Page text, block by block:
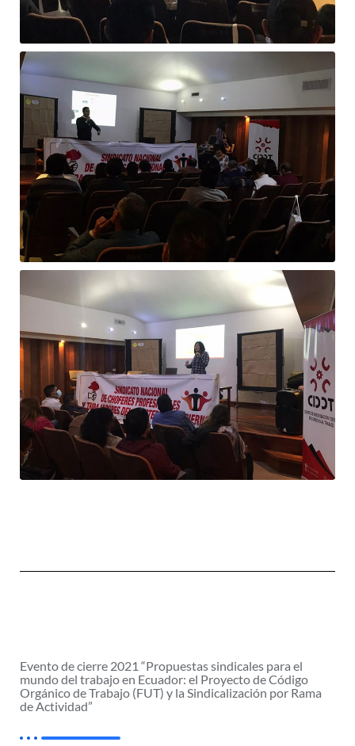
Evento de cierre 2021 “Propuestas sindicales para el
mundo del trabajo en Ecuador: el Proyecto de Código
Orgánico de Trabajo (FUT) y la Sindicalización por Rama
de Actividad”